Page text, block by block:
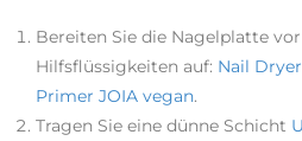
Bereiten Sie die Nagelplatte
Hilfsflüssigkeiten auf: Nail
Primer JOIA vegan.
Tragen Sie eine dünne Schicht